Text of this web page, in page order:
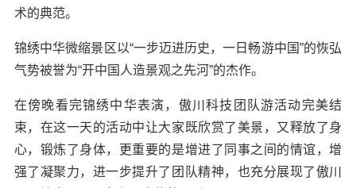
术的典范。
锦绣中华微缩景区以“一步迈进历史，一日畅游中国”的恢弘
气势被誉为“开中国人造景观之先河”的杰作。
在傍晚看完锦绣中华表演，傲川科技团队游活动完美结
束，在这一天的活动中让大家既欣赏了美景，又释放了身
心，锻炼了身体，更重要的是增进了同事之间的情谊，增
强了凝聚力，进一步提升了团队精神，也充分展现了傲川